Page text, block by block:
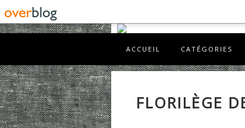
ACCUEIL CATÉGORIES
FLORILÈGE